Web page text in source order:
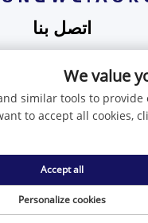
اتصل بنا
مقاطعة قوانغدونغ، الصين
[email protected]
© شركة شنتشن تشنغوي
المحدودة -سياسة
We value
similar tools to provide
to accept all cookies,
Personalize cookies
Accept all